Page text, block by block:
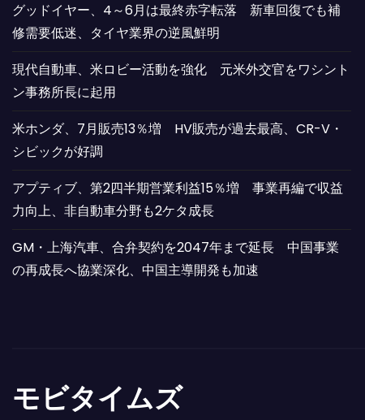
グッドイヤー、4～6月は最終赤字転落 新車回復でも補
修需要低迷、タイヤ業界の逆風鮮明
現代自動車、米ロビー活動を強化 元米外交官をワシント
ン事務所長に起用
米ホンダ、7月販売13％増 HV販売が過去最高、CR-V・
シビックが好調
アプティブ、第2四半期営業利益15％増 事業再編で収益
力向上、非自動車分野も2ケタ成長
GM・上海汽車、合弁契約を2047年まで延長 中国事業
の再成長へ協業深化、中国主導開発も加速
モビタイムズ